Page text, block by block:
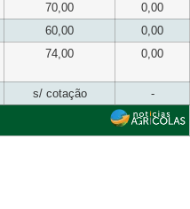
70,00
0,00
60,00
0,00
74,00 0,00
s/ cotação
-